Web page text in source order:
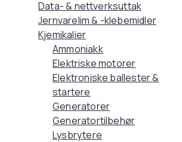
Data- & nettverksuttak
Jernvarelim & -klebemidler
Kjemikalier
Ammoniakk
Elektriske motorer
Elektroniske ballester &
startere
Generatorer
Generatortilbehør
Lysbrytere